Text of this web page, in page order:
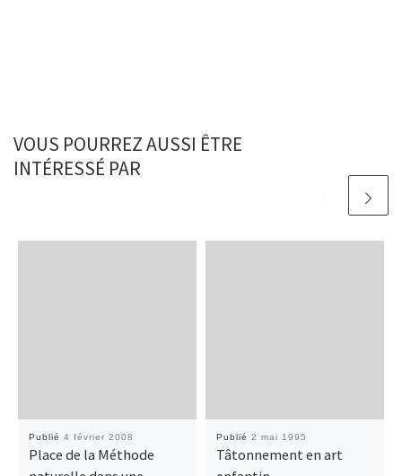
VOUS POURREZ AUSSI ÊTRE
INTÉRESSÉ PAR
Publié 4 février 2008
Place de la Méthode
Publié 2 mai 1995
Tâtonnement en art